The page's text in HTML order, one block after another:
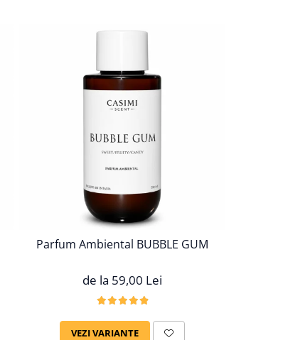
Parfum Ambiental BUBBLE GUM
de la 59,00 Lei
VEZI VARIANTE